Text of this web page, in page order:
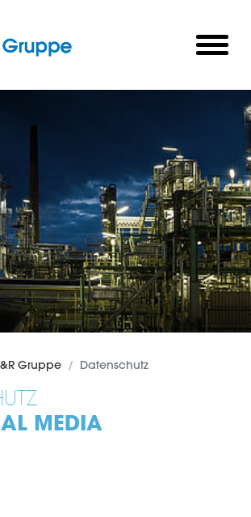
Gruppe Datenschutz
MEDIA